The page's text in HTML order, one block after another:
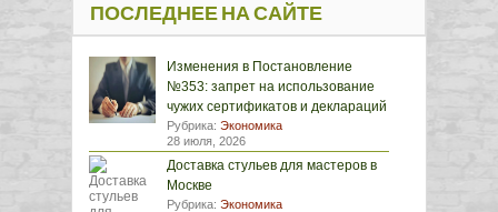
ПОСЛЕДНЕЕ НА САЙТЕ
Изменения в Постановление
№353: запрет на использование
чужих сертификатов и деклараций
Рубрика: Экономика
28 июля, 2026
Доставка стульев для мастеров в
Москве
Рубрика: Экономика